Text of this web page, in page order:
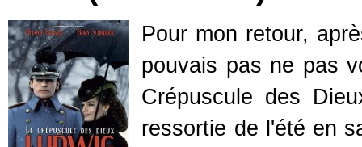
Pour mon retour,
pouvais pas ne pas
Crépuscule des
ressortie de l'été en